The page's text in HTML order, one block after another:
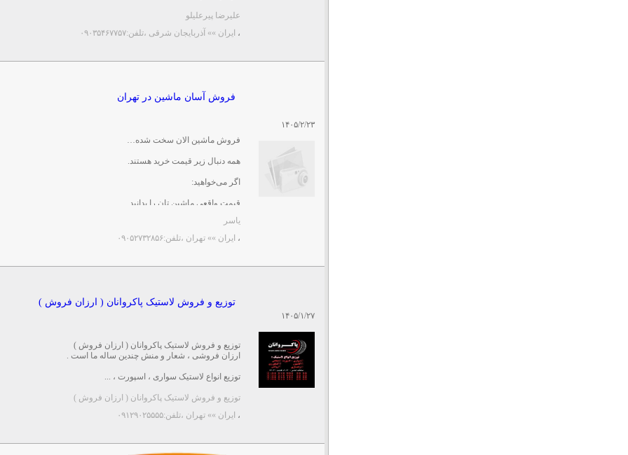
علیرضا پیرعلیلو
، ایران »» آذربایجان شرقی ،تلفن:۰۹۰۳۵۴۶۷۷۵۷
۱۴۰۵/۲/۲۳
فروش آسان ماشین در تهران
فروش ماشین الان سخت شده…
همه دنبال زیر قیمت خرید هستند.
اگر می‌خواهید:
قیمت واقعی ماشین تان را بدانید
و کمتر درگیر تماس و ...
یاسر
، ایران »» تهران ،تلفن:۰۹۰۵۲۷۳۲۸۵۶
۱۴۰۵/۱/۲۷
توزیع و فروش لاستیک پاکروانان ( ارزان فروش )
توزیع و فروش لاستیک پاکروانان ( ارزان فروش )
ارزان فروشی ، شعار و منش چندین ساله ما است .
توزیع انواع لاستیک سواری ، اسپورت ، ...
توزیع و فروش لاستیک پاکروانان ( ارزان فروش )
، ایران »» تهران ،تلفن:۰۹۱۲۹۰۲۵۵۵۵